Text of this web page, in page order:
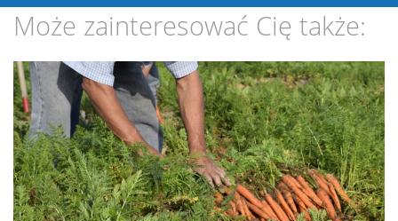
Może zainteresować Cię także: